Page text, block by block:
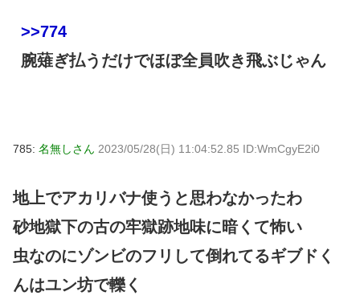
>>774
腕薙ぎ払うだけでほぼ全員吹き飛ぶじゃん
785: 名無しさん 2023/05/28(日) 11:04:52.85 ID:WmCgyE2i0
地上でアカリバナ使うと思わなかったわ
砂地獄下の古の牢獄跡地味に暗くて怖い
虫なのにゾンビのフリして倒れてるギブドく
んはユン坊で轢く